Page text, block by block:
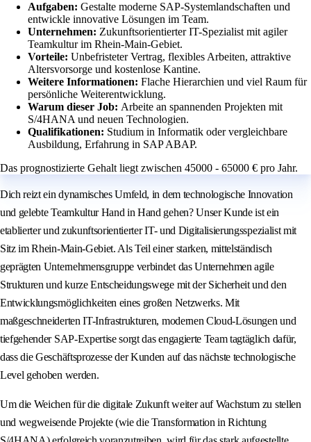
Aufgaben: Gestalte moderne SAP-Systemlandschaften und
entwickle innovative Lösungen im Team.
Unternehmen: Zukunftsorientierter IT-Spezialist mit agiler
Teamkultur im Rhein-Main-Gebiet.
Vorteile: Unbefristeter Vertrag, flexibles Arbeiten, attraktive
Altersvorsorge und kostenlose Kantine.
Weitere Informationen: Flache Hierarchien und viel Raum für
persönliche Weiterentwicklung.
Warum dieser Job: Arbeite an spannenden Projekten mit
S/4HANA und neuen Technologien.
Qualifikationen: Studium in Informatik oder vergleichbare
Ausbildung, Erfahrung in SAP ABAP.
Das prognostizierte Gehalt liegt zwischen 45000 - 65000 € pro Jahr.
Dich reizt ein dynamisches Umfeld, in dem technologische Innovation
und gelebte Teamkultur Hand in Hand gehen? Unser Kunde ist ein
etablierter und zukunftsorientierter IT- und Digitalisierungsspezialist mit
Sitz im Rhein-Main-Gebiet. Als Teil einer starken, mittelständisch
geprägten Unternehmensgruppe verbindet das Unternehmen agile
Strukturen und kurze Entscheidungswege mit der Sicherheit und den
Entwicklungsmöglichkeiten eines großen Netzwerks. Mit
maßgeschneiderten IT-Infrastrukturen, modernen Cloud-Lösungen und
tiefgehender SAP-Expertise sorgt das engagierte Team tagtäglich dafür,
dass die Geschäftsprozesse der Kunden auf das nächste technologische
Level gehoben werden.
Um die Weichen für die digitale Zukunft weiter auf Wachstum zu stellen
und wegweisende Projekte (wie die Transformation in Richtung